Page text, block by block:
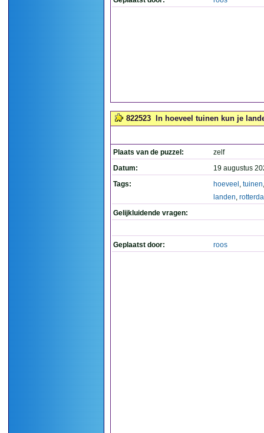
822523 In hoeveel tuinen kun je
Plaats van de puzzel:
zelf
Datum:
19 augustus
Tags:
hoeveel , tuinen
landen,
Gelijkluidende vragen:
Geplaatst door: roos